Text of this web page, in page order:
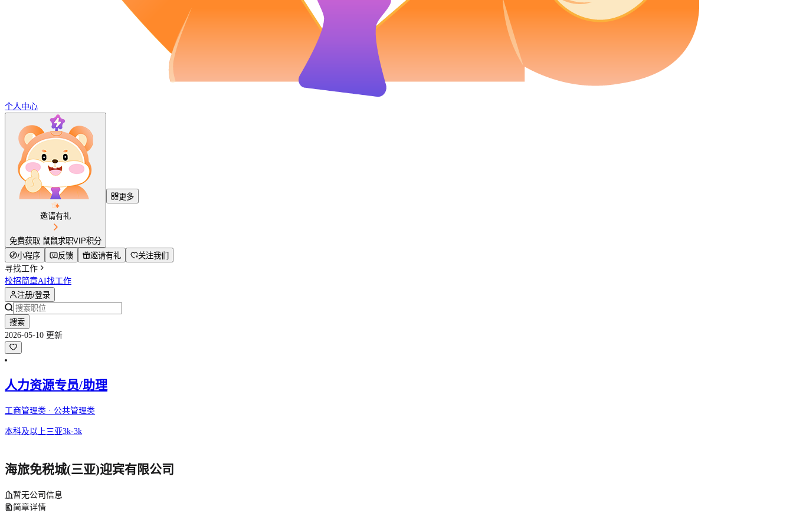
个人中心
邀请有礼
免费获取 鼠鼠求职VIP积分
更多
小程序 反馈 邀请有礼
关注我们
寻找工作
校招简章AI找工作
注册/登录
搜索
2026-05-10 更新
人力资源专员/助理
工商管理类 · 公共管理类
本科及以上三亚3k-3k
海旅免税城(三亚)迎宾有限公司
暂无公司信息
简章详情